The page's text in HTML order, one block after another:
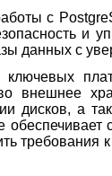
с
и
данных с
внешнее
дисков, а